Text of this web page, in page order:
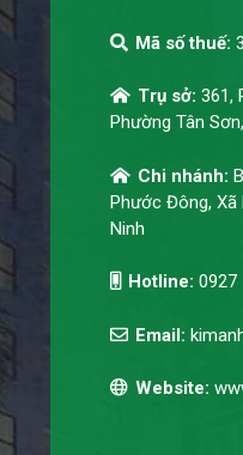
Mã số thuế:
Trụ sở:361,
Phường Tân
Chi nhánh:
Phước Đông, Xã
Ninh
Hotline:0927
Email:
Website: